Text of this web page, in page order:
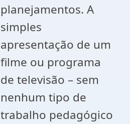
planejamentos. A
simples
apresentação de um
filme ou programa
de televisão – sem
nenhum tipo de
trabalho pedagógico